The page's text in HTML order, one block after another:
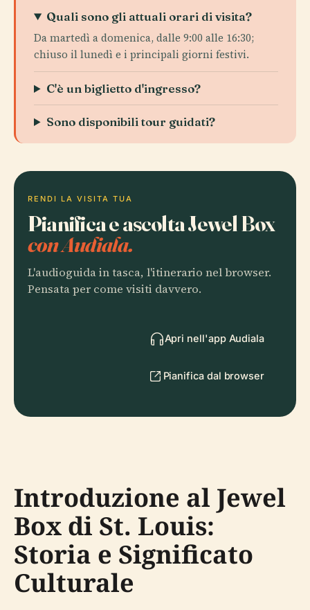
Quali sono gli attuali orari di visita?
Da martedì a domenica, dalle 9:00 alle 16:30;
chiuso il lunedì e i principali giorni festivi.
C'è un biglietto d'ingresso?
Sono disponibili tour guidati?
RENDI LA VISITA TUA
Pianifica e ascolta Jewel Box
con Audiala.
L'audioguida in tasca, l'itinerario nel browser.
Pensata per come visiti davvero.
Apri nell'app Audiala
Pianifica dal browser
Introduzione al Jewel
Box di St. Louis:
Storia e Significato
Culturale